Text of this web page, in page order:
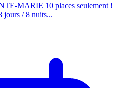
MARIE 10 places seulement !
jours / 8 nuits...